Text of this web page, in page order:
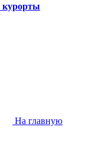
курорты
На главную